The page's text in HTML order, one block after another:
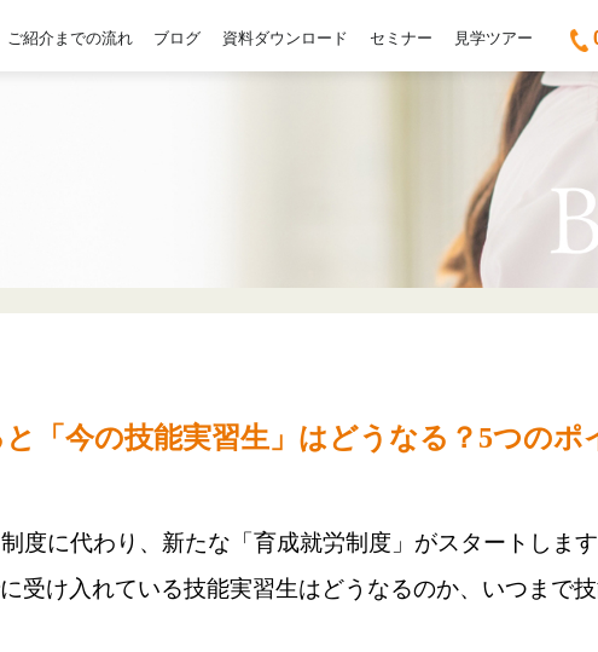
ご紹介までの流れ ブログ 資料ダウンロード セミナー 見学ツアー
と「今の技能実習生」はどうなる？5つのポ
度に代わり、新たな「育成就労制度」がスタートします
受け入れている技能実習生はどうなるのか、いつまで